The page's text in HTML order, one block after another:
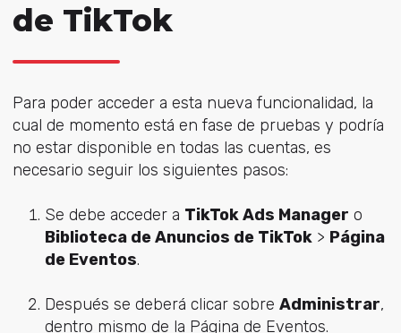
de TikTok
Para poder acceder a esta nueva funcionalidad, la
cual de momento está en fase de pruebas y podría
no estar disponible en todas las cuentas, es
necesario seguir los siguientes pasos:
Se debe acceder a TikTok Ads Manager o
Biblioteca de Anuncios de TikTok> Página
de Eventos.
Después se deberá clicar sobre Administrar,
dentro mismo de la Página de Eventos.